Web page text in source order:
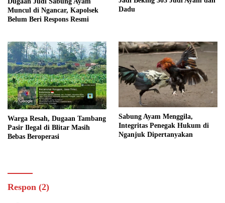
Muncul di Ngancar, Kapolsek
Belum Beri Respons Resmi
Dadu
Warga Resah, Dugaan Tambang
Pasir Ilegal di Blitar Masih
Bebas Beroperasi
Sabung Ayam Menggila,
Integritas Penegak Hukum di
Nganjuk Dipertanyakan
Respon (2)